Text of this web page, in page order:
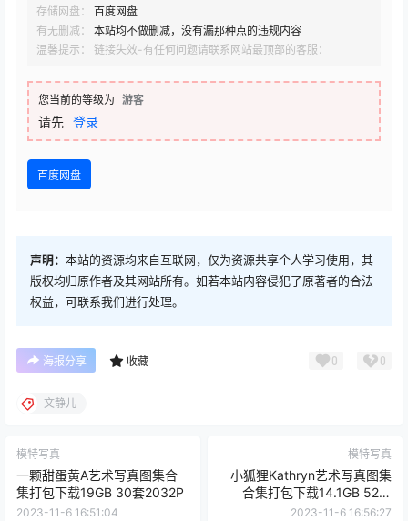
存储网盘：
百度网盘
有无删减：
本站均不做删减，没有漏那种点的违规内容
温馨提示： 链接失效-有任何问题请联系网站最顶部的客服：
您当前的等级为 游客
请先 登录
百度网盘
声明： 本站的资源均来自互联网，仅为资源共享个人学习使用，其
版权均归原作者及其网站所有。如若本站内容侵犯了原著者的合法
权益，可联系我们进行处理。
海报分享 收藏 0 0
文静儿
模特写真
一颗甜蛋黄A艺术写真图集合
集打包下载19GB 30套2032P
2023-11-6 16:51:04
模特写真
小狐狸Kathryn艺术写真图集
合集打包下载14.1GB 52套
2531P
2023-11-6 16:56:27